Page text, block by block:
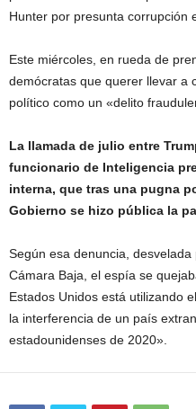
Hunter por presunta corrupción
Este miércoles, en rueda de
demócratas que querer llevar a
político como un «delito
La llamada de julio entre
funcionario de Inteligencia
interna, que tras una pugna
Gobierno se hizo pública la
Según esa denuncia,
Cámara Baja, el espía se
Estados Unidos está utilizando
la interferencia de un país
estadounidenses de 2020».